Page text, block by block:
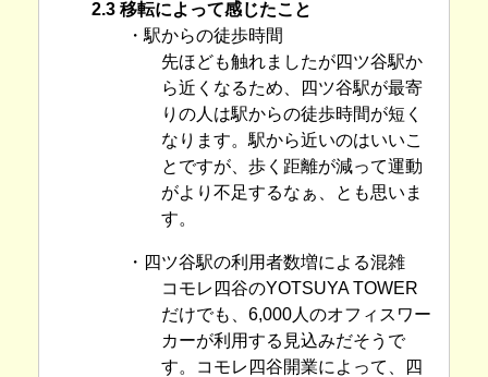
2.3 移転によって感じたこと
・駅からの徒歩時間
先ほども触れましたが四ツ谷駅か
ら近くなるため、四ツ谷駅が最寄
りの人は駅からの徒歩時間が短く
なります。駅から近いのはいいこ
とですが、歩く距離が減って運動
がより不足するなぁ、とも思いま
す。
・四ツ谷駅の利用者数増による混雑
コモレ四谷のYOTSUYA TOWER
だけでも、6,000人のオフィスワー
カーが利用する見込みだそうで
す。コモレ四谷開業によって、四